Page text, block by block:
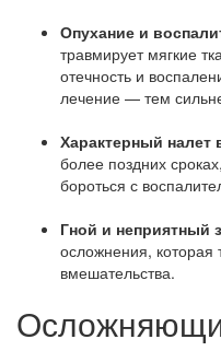
Опухание и
травмирует мягкие
отечность и
лечение — тем
Характерный налет
более поздних
бороться с
Гной и неприятный
осложнения, которая
вмешательства.